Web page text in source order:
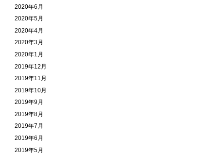
2020年6月
2020年5月
2020年4月
2020年3月
2020年1月
2019年12月
2019年11月
2019年10月
2019年9月
2019年8月
2019年7月
2019年6月
2019年5月